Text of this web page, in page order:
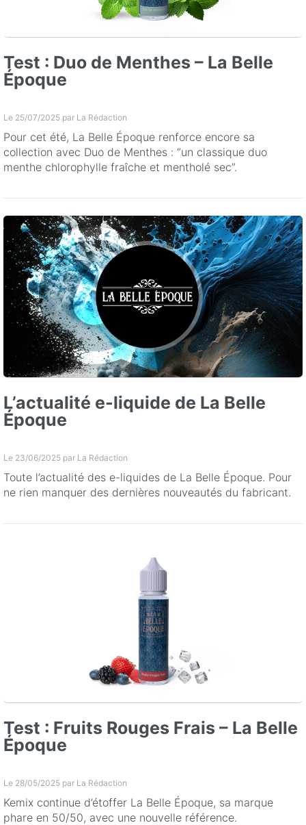
Test : Duo de Menthes – La Belle
Époque
Le 25/07/2025 par La Rédaction
Pour cet été, La Belle Époque renforce encore sa
collection avec Duo de Menthes : “un classique duo
menthe chlorophylle fraîche et mentholé sec”.
L’actualité e-liquide de La Belle
Époque
Le 23/06/2025 par La Rédaction
Toute l’actualité des e-liquides de La Belle Époque. Pour
ne rien manquer des dernières nouveautés du fabricant.
Test : Fruits Rouges Frais – La Belle
Époque
Le 28/05/2025 par La Rédaction
Kemix continue d’étoffer La Belle Époque, sa marque
phare en 50/50, avec une nouvelle référence.